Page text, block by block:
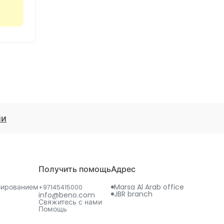
Получить помощь
+97145415000
info@beno.com
Свяжитесь с нами
Помощь
Адрес
Marsa Al Arab office
JBR branch